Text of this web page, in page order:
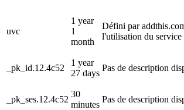
uvc
1 year
1
month
Défini par
l'utilisation du service
_pk_id.12.4c52
1 year
27 days
Pas de description
_pk_ses.12.4c52
30
minutes
Pas de description